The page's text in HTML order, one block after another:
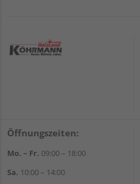
Öffnungszeiten:
Mo. – Fr. 09:00 – 18:00
Sa. 10:00 – 14:00